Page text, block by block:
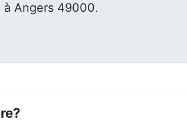
à Angers 49000.